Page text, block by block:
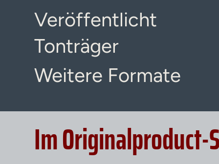
Veröffentlicht
Tonträger
Weitere Formate
Im